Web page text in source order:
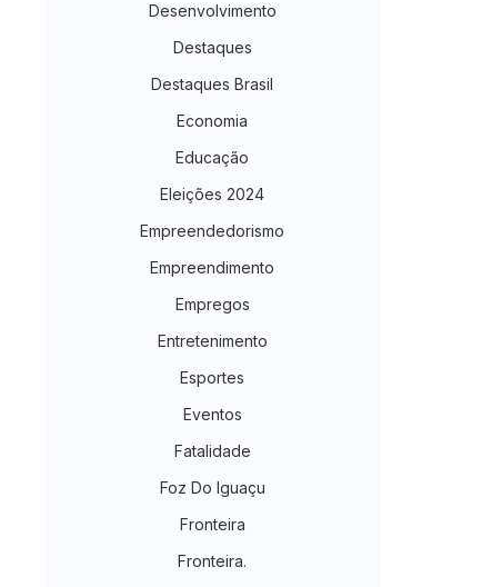
Desenvolvimento
Destaques
Destaques Brasil
Economia
Educação
Eleições 2024
Empreendedorismo
Empreendimento
Empregos
Entretenimento
Esportes
Eventos
Fatalidade
Foz Do Iguaçu
Fronteira
Fronteira.